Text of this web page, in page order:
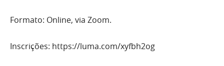
Formato: Online, via Zoom.
Inscrições: https://luma.com/xyfbh2og